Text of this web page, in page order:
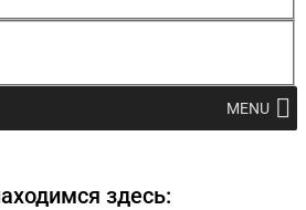
MENU
здесь: